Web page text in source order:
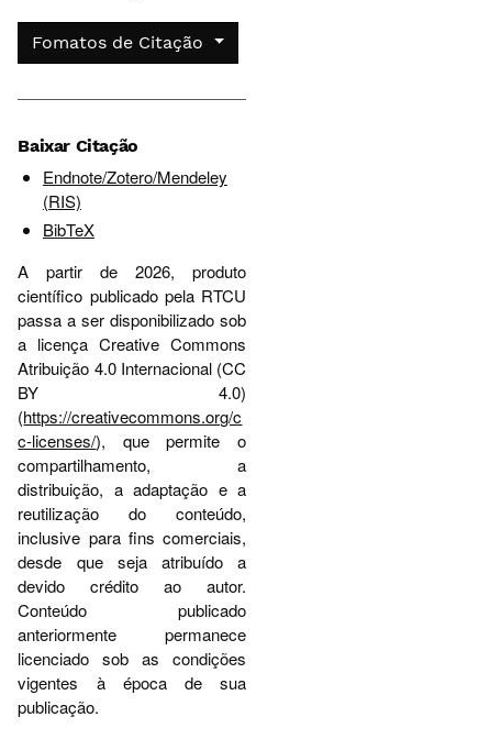
Fomatos de Citação
Baixar Citação
Endnote/Zotero/Mendeley
(RIS)
BibTeX
A partir de 2026, produto
científico publicado pela RTCU
passa a ser disponibilizado sob
a licença Creative Commons
Atribuição 4.0 Internacional (CC
BY 4.0)
(https://creativecommons.org/c
c-licenses/), que permite o
compartilhamento, a
distribuição, a adaptação e a
reutilização do conteúdo,
inclusive para fins comerciais,
desde que seja atribuído a
devido crédito ao autor.
Conteúdo publicado
anteriormente permanece
licenciado sob as condições
vigentes à época de sua
publicação.